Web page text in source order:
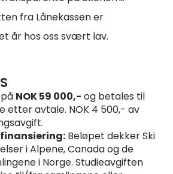
fra Lånekassen er
år hos oss svært lav.
NOK 59 000,- og betales til
etter avtale. NOK 4 500,- av
Beløpet dekker Ski
i Alpene, Canada og de
i Norge. Studieavgiften